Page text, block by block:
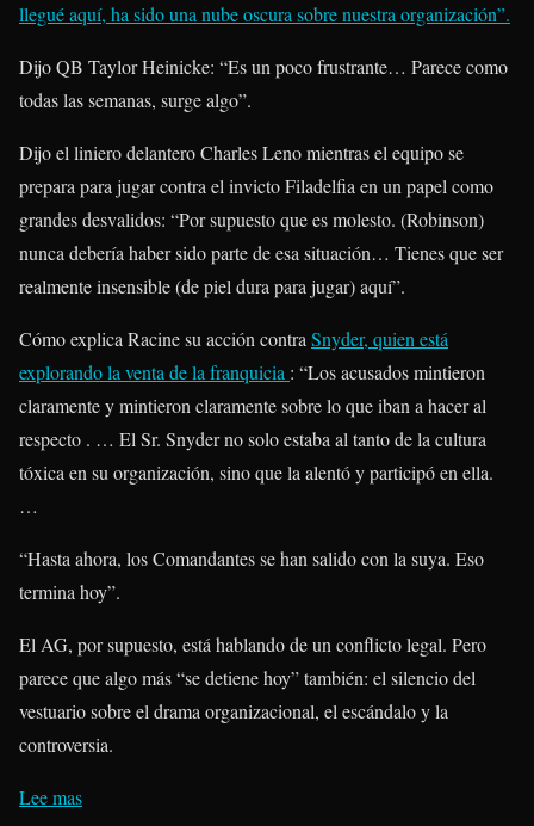
llegué aquí, ha sido una nube oscura sobre nuestra organización”.
Dijo QB Taylor Heinicke: “Es un poco frustrante… Parece como
todas las semanas, surge algo”.
Dijo el liniero delantero Charles Leno mientras el equipo se
prepara para jugar contra el invicto Filadelfia en un papel como
grandes desvalidos: “Por supuesto que es molesto. (Robinson)
nunca debería haber sido parte de esa situación… Tienes que ser
realmente insensible (de piel dura para jugar) aquí”.
Cómo explica Racine su acción contra Snyder, quien está
explorando la venta de la franquicia : “Los acusados ​​mintieron
claramente y mintieron claramente sobre lo que iban a hacer al
respecto . … El Sr. Snyder no solo estaba al tanto de la cultura
tóxica en su organización, sino que la alentó y participó en ella.
…
“Hasta ahora, los Comandantes se han salido con la suya. Eso
termina hoy”.
El AG, por supuesto, está hablando de un conflicto legal. Pero
parece que algo más “se detiene hoy” también: el silencio del
vestuario sobre el drama organizacional, el escándalo y la
controversia.
Lee mas